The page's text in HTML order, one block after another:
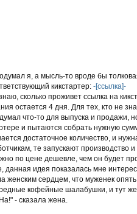
я, а мысль-то вроде бы
кикстартер: -[ссылка]-
сколько проживет ссылка на
остается 4 дня. Для тех, кто не
что-то для выпуска и продажи,
и пытаются собрать нужную
достаточное количество, и
те запускают производство
по цене дешевле, чем он будет
данная идея показалась мне
женским сердцем, что муженек
кофейные шалабушки, и тут
- сказала жена.